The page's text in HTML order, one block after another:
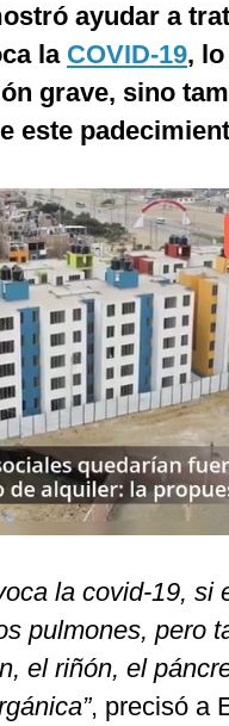
ayudar a
la COVID-19,
grave, sino
este
la covid-19, si
pulmones, pero
el riñón, el
, precisó a